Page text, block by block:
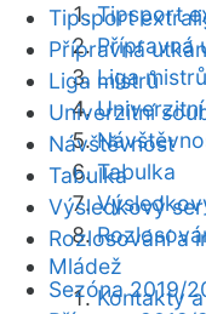
Tipsport
Přípravná
Liga mistrů
Tabulka
Mládež
Kontakty
Tipsport
Přípravná
Liga mistrů
Univerzitní
Návštěvnost
Tabulka
Výsledkový
Rozlosování a
Sezóna 2019/